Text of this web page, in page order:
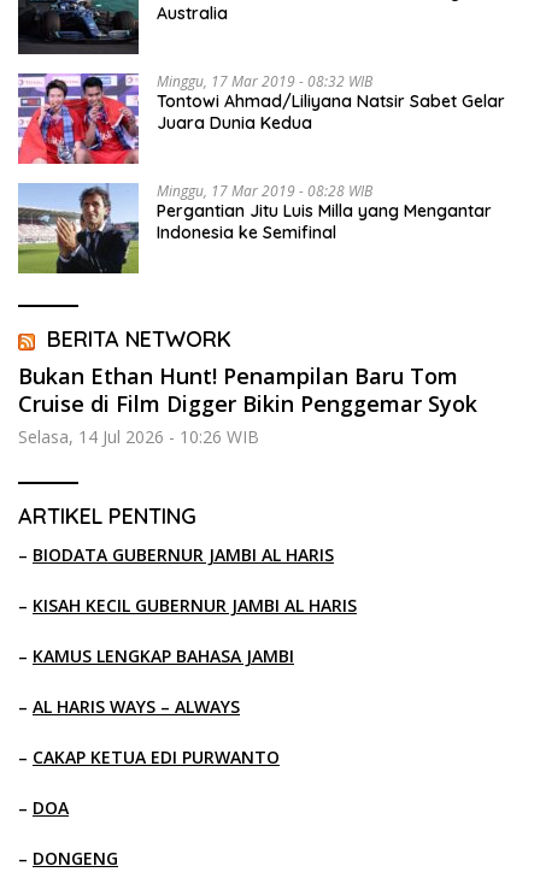
Australia
Minggu, 17 Mar 2019 - 08:32 WIB
Tontowi Ahmad/Liliyana Natsir Sabet Gelar
Juara Dunia Kedua
Minggu, 17 Mar 2019 - 08:28 WIB
Pergantian Jitu Luis Milla yang Mengantar
Indonesia ke Semifinal
BERITA NETWORK
Bukan Ethan Hunt! Penampilan Baru Tom
Cruise di Film Digger Bikin Penggemar Syok
Selasa, 14 Jul 2026 - 10:26 WIB
ARTIKEL PENTING
– BIODATA GUBERNUR JAMBI AL HARIS
– KISAH KECIL GUBERNUR JAMBI AL HARIS
– KAMUS LENGKAP BAHASA JAMBI
– AL HARIS WAYS – ALWAYS
– CAKAP KETUA EDI PURWANTO
– DOA
– DONGENG